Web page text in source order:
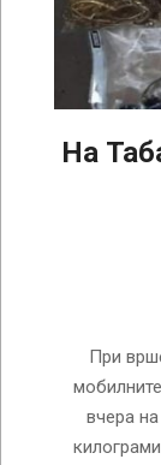
На
При
вчера